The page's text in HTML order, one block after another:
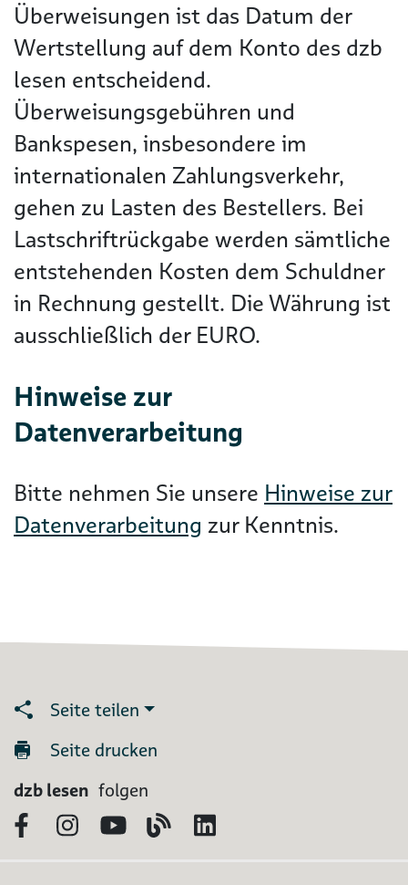
Überweisungen ist das Datum der
Wertstellung auf dem Konto des dzb
lesen entscheidend.
Überweisungsgebühren und
Bankspesen, insbesondere im
internationalen Zahlungsverkehr,
gehen zu Lasten des Bestellers. Bei
Lastschriftrückgabe werden sämtliche
entstehenden Kosten dem Schuldner
in Rechnung gestellt. Die Währung ist
ausschließlich der EURO.
Hinweise zur
Datenverarbeitung
Bitte nehmen Sie unsere Hinweise zur
Datenverarbeitung zur Kenntnis.
Seite teilen
Seite drucken
dzb lesen folgen
FacebookInstagram
YouTubeBlog